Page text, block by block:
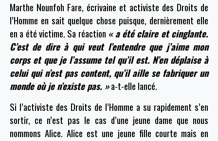
Marthe Nounfoh Fare, écrivaine et activiste des Droits de
l’Homme en sait quelque chose puisque, dernièrement elle
en a été victime. Sa réaction « a été claire et cinglante.
C’est de dire à qui veut l’entendre que j’aime mon
corps et que je l’assume tel qu’il est. N’en déplaise à
celui qui n’est pas content, qu’il aille se fabriquer un
monde où je n’existe pas. »a-t-elle lancé.
Si l’activiste des Droits de l’Homme a su rapidement s’en
sortir, ce n’est pas le cas d’une jeune dame que nous
nommons Alice. Alice est une jeune fille courte mais en